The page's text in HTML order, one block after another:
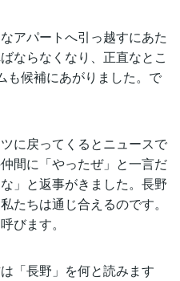
アパートへ引っ越すにあた
ならなくなり、正直なとこ
も候補にあがりました。で
に戻ってくるとニュースで
間に「やったぜ」と一言だ
」と返事がきました。長野
たちは通じ合えるのです。
びます。
「長野」を何と読みます